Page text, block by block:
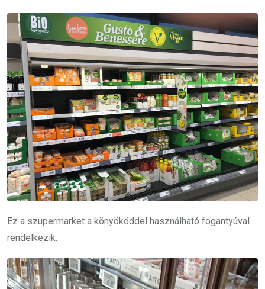
Ez a szupermarket a könyököddel használható fogantyúval
rendelkezik.